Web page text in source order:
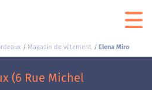
Magasin de vêtement Elena Miro
(6 Rue Michel